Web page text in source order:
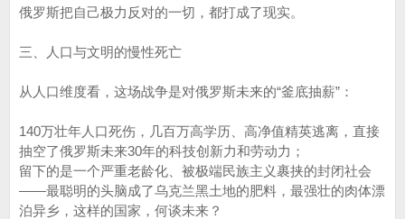
俄罗斯把自己极力反对的一切，都打成了现实。
三、人口与文明的慢性死亡
从人口维度看，这场战争是对俄罗斯未来的“釜底抽薪”：
140万壮年人口死伤，几百万高学历、高净值精英逃离，直接
抽空了俄罗斯未来30年的科技创新力和劳动力；
留下的是一个严重老龄化、被极端民族主义裹挟的封闭社会
——最聪明的头脑成了乌克兰黑土地的肥料，最强壮的肉体漂
泊异乡，这样的国家，何谈未来？